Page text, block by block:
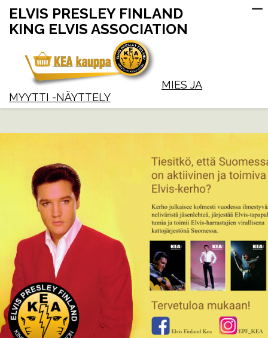
ELVIS PRESLEY FINLAND
KING ELVIS ASSOCIATION
MIES JA
MYYTTI -NÄYTTELY